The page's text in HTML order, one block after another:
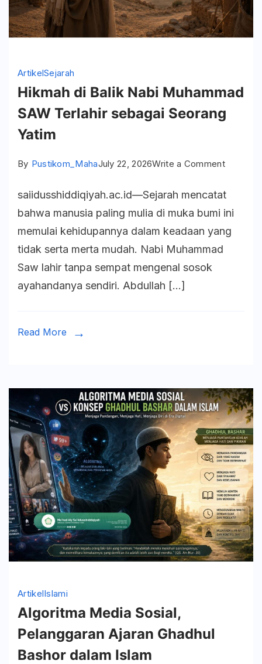
ArtikelSejarah
Hikmah di Balik Nabi Muhammad
SAW Terlahir sebagai Seorang
Yatim
By Pustikom_MahaJuly 22, 2026Write a Commenton
di
Balik
Nabi
saiidusshiddiqiyah.ac.id—Sejarah mencatat
bahwa manusia paling mulia di muka bumi ini
memulai kehidupannya dalam keadaan yang
tidak serta merta mudah. Nabi Muhammad
Saw lahir tanpa sempat mengenal sosok
ayahandanya sendiri. Abdullah […]
Read More
ArtikelIslami
Algoritma Media Sosial,
Pelanggaran Ajaran Ghadhul
Bashor dalam Islam